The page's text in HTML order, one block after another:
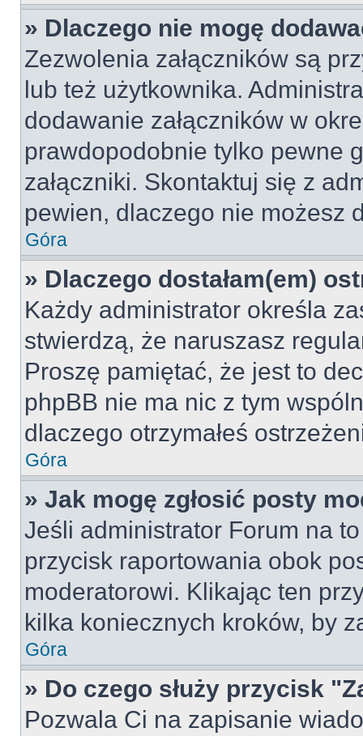
» Dlaczego nie mogę
Zezwolenia załączników są
lub też użytkownika.
dodawanie załączników w
prawdopodobnie tylko pewne
załączniki. Skontaktuj się z
pewien, dlaczego nie możesz
Góra
» Dlaczego dostałam(em)
Każdy administrator określa
stwierdzą, że naruszasz
Proszę pamiętać, że jest to
phpBB nie ma nic z tym
dlaczego otrzymałeś
Góra
» Jak mogę zgłosić posty
Jeśli administrator Forum na
przycisk raportowania obok
moderatorowi. Klikając ten
kilka koniecznych kroków, by
Góra
» Do czego służy przycisk
Pozwala Ci na zapisanie